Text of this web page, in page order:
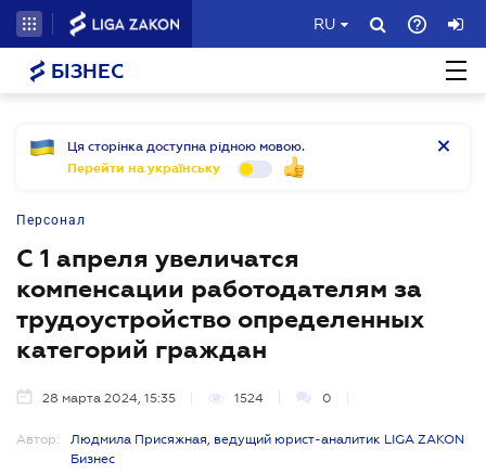
RU
БІЗНЕС
Ця сторінка доступна рідною мовою.
Перейти на українську
Персонал
С 1 апреля увеличатся
компенсации работодателям за
трудоустройство определенных
категорий граждан
28 марта 2024, 15:35 1524 0
Автор:
Людмила Присяжная, ведущий юрист-аналитик LIGA ZAKON
Бизнес